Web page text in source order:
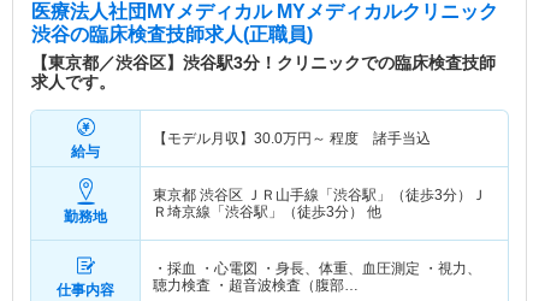
医療法人社団MYメディカル MYメディカルクリニック
渋谷の臨床検査技師求人(正職員)
【東京都／渋谷区】渋谷駅3分！クリニックでの臨床検査技師
求人です。
給与
【モデル月収】 30.0万円～ 程度 諸手当込
勤務地
東京都 渋谷区 ＪＲ山手線「渋谷駅」（徒歩3分）Ｊ
Ｒ埼京線「渋谷駅」（徒歩3分） 他
仕事内容
・採血 ・心電図 ・身長、体重、血圧測定 ・視力、
聴力検査 ・超音波検査（腹部…